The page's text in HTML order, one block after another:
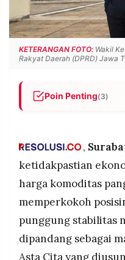
INFORMASI
IKLAN
KIRIM
TULISAN
PENGADUAN TERM
OF
©
RESOLUSI
KETERANGAN FOTO: Wakil
Rakyat Daerah (DPRD) Jawa
Poin Penting(3)
mencapai
produk tani dan
yang dikelola oleh
untuk
langsung.
Keberhasilan
,
ketidakpastian
harga komoditas
memperkokoh
punggung stabilitas
dipandang sebagai
Asta Cita yang